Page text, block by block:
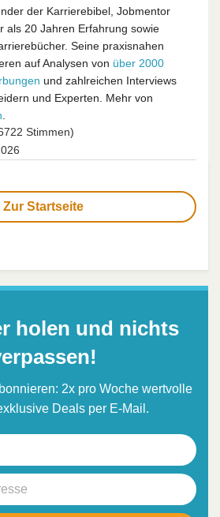
der Karrierebibel, Jobmentor
als 20 Jahren Erfahrung sowie
Seine praxisnahen
auf Analysen von über 2000
und zahlreichen Interviews
und Experten. Mehr von
Stimmen)
Zur Startseite
holen und nichts
2x pro Woche wertvolle
Deals per E-Mail.